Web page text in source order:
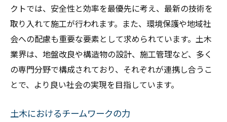
クトでは、安全性と効率を最優先に考え、最新の技術を
取り入れて施工が行われます。また、環境保護や地域社
会への配慮も重要な要素として求められています。土木
業界は、地盤改良や構造物の設計、施工管理など、多く
の専門分野で構成されており、それぞれが連携し合うこ
とで、より良い社会の実現を目指しています。
土木におけるチームワークの力